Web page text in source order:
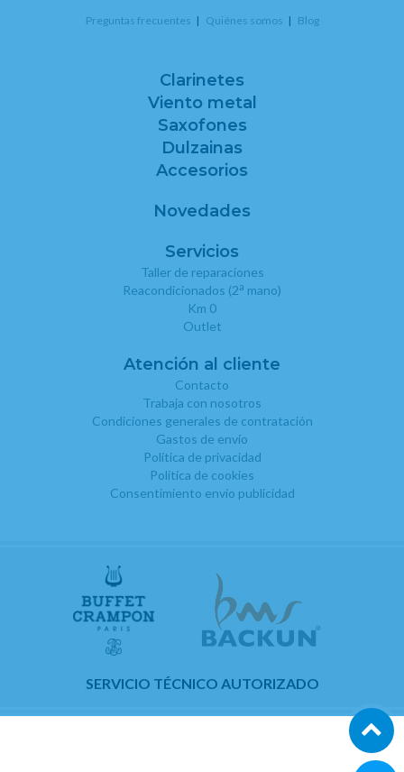
Preguntas frecuentes Quiénes somos Blog
Clarinetes
Viento metal
Saxofones
Dulzainas
Accesorios
Novedades
Servicios
Taller de reparaciones
Reacondicionados (2a mano)
Km 0
Outlet
Atención al cliente
Contacto
Trabaja con nosotros
Condiciones generales de contratación
Gastos de envío
Política de privacidad
Política de cookies
Consentimiento envío publicidad
SERVICIO TÉCNICO AUTORIZADO